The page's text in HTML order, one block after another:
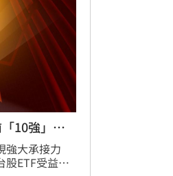
10強」出
強大承接力
股ETF受益人